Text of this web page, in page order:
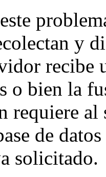
y
recibe
o bien la
requiere
de
solicitado.